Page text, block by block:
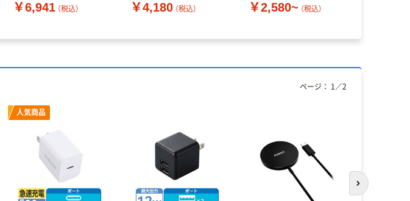
￥6,941 （税込）
個
￥4,180 （税込） ￥2,580~ （税込）
人気商品
ページ： 1 ／2
次のスライド